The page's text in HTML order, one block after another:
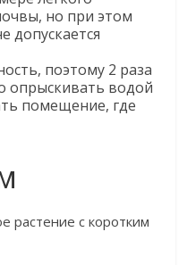
но при этом
допускается
поэтому 2 раза
опрыскивать водой
помещение, где
растение с коротким